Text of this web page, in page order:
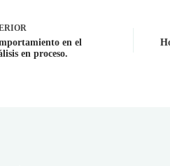
en el
en proceso.